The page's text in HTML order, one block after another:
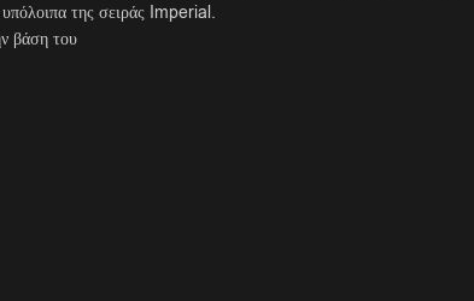
υπόλοιπα της σειράς Imperial.
βάση του